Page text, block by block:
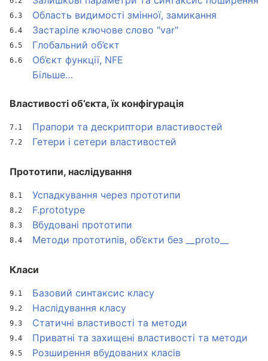
Область видимості змінної, замикання
Застаріле ключове слово "var"
Глобальний об’єкт
Об’єкт функції, NFE
Більше…
Властивості об’єкта, їх конфігурація
Прапори та дескриптори властивостей
Гетери і сетери властивостей
Прототипи, наслідування
Успадкування через прототипи
F.prototype
Вбудовані прототипи
Методи прототипів, об’єкти без __proto__
Класи
Базовий синтаксис класу
Наслідування класу
Статичні властивості та методи
Приватні та захищені властивості та методи
Розширення вбудованих класів